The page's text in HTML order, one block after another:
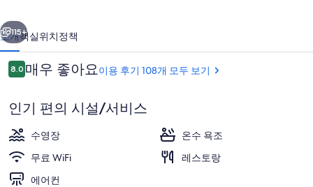
파
의
사
갤
러
리
115+
소개객실위치정책
이
용
기
8.010점 만점 중 8.0점.
매우 좋아요이용 후기 108개 모두 보기
인기 편의 시설/서비스
수영장
온수 욕조
무료 WiFi
레스토랑
에어컨